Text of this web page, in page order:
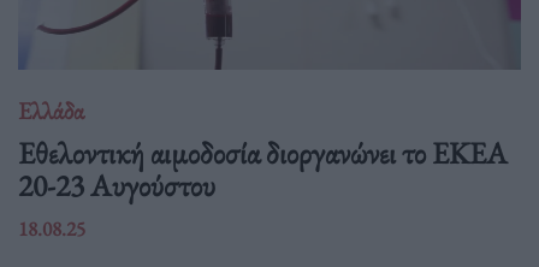
Ελλάδα
Eθελοντική αιμοδοσία διοργανώνει το ΕΚΕΑ
20-23 Αυγούστου
18.08.25